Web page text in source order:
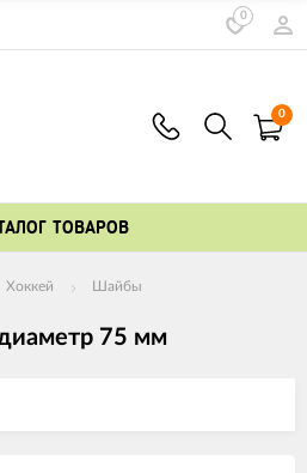
0
0
ТОВАРОВ
Хоккей Шайбы
75 мм